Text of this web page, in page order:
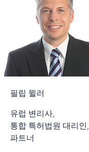
필립 뮐러
유럽 변리사,
통합 특허법원 대리인,
파트너